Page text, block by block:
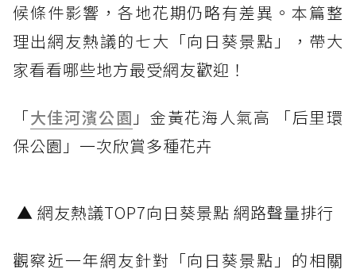
候條件影響，各地花期仍略有差異。本篇整
理出網友熱議的七大「向日葵景點」，帶大
家看看哪些地方最受網友歡迎！
「大佳河濱公園 」金黃花海人氣高 「后里環
保公園」一次欣賞多種花卉
▲ 網友熱議TOP7向日葵景點 網路聲量排行
觀察近一年網友針對「向日葵景點」的相關